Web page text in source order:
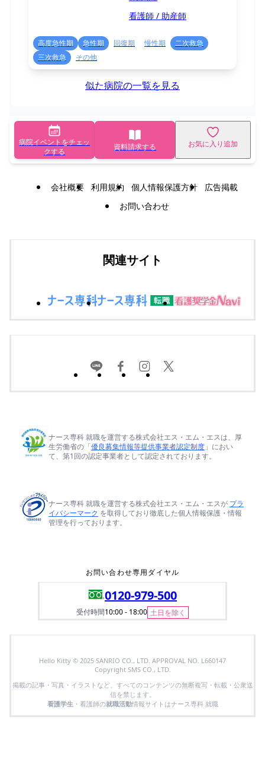
看護師 / 助産師
高度急性期 急性期 回復期 慢性期
二次救急
三次救急
その他
似た病院の一覧を見る
病院イベントをチェッ
クする
資料請求する お気に入り追加
会社概要 利用規約 個人情報保護方針
広告掲載
お問い合わせ
関連サイト
ナース専科 就職を運営する株式会社エス・エム・エスは、厚
生労働省の「優良募集情報等提供事業者認定制度 」におい
て、第1回の認定事業者として認定されております。
ナース専科 就職を運営する株式会社エス・エム・エスが プラ
イバシーマーク を取得しており徹底した個人情報保護・情報
管理を行っております。
お問い合わせ専用ダイヤル
0120-979-500
受付時間10:00 - 18:00 土日を除く
Hello Kitty © 2025 SANRIO CO., LTD. APPROVAL NO. L660147
Copyright SMS CO., LTD.
掲載の記事・写真・イラストなど、すべてのコンテンツの無断複写・転載・公衆送
信を禁じます。
看護学生 ・看護師の就職活動情報サイトはナース専科 就職